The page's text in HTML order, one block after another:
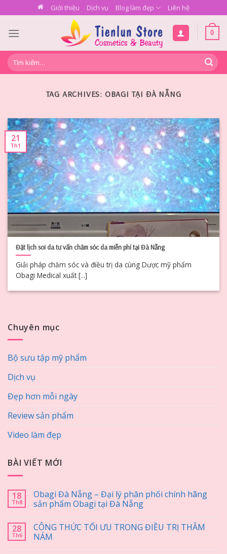
to
content
Giới thiệu Dịch vụ Blog làm đẹp Liên hệ
0
Tìm
kiếm:
TAG ARCHIVES: OBAGI TẠI ĐÀ NẴNG
Đặt lịch soi da tư vấn chăm sóc da miễn phí tại Đà Nẵng
Giải pháp chăm sóc và điều trị da cùng Dược mỹ phẩm
Obagi Medical xuất [...]
21
Th1
Chuyên mục
Bộ sưu tập mỹ phẩm
Dịch vụ
Đẹp hơn mỗi ngày
Review sản phẩm
Video làm đẹp
BÀI VIẾT MỚI
18
Th8
Obagi Đà Nẵng – Đại lý phân phối chính hãng
sản phẩm Obagi tại Đà Nẵng
28
Th6
CÔNG THỨC TỐI ƯU TRONG ĐIỀU TRỊ THÂM
NÁM